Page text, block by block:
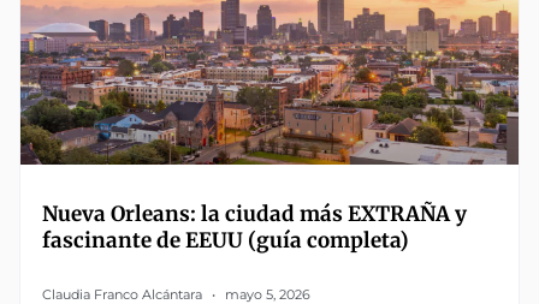
Nueva Orleans: la ciudad más EXTRAÑA y
fascinante de EEUU (guía completa)
Claudia Franco Alcántara mayo 5, 2026